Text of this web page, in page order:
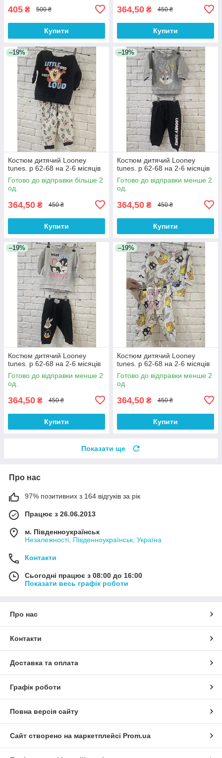
405 ₴ 500 ₴
Купити
364,50 ₴ 450 ₴
Купити
–19%
Костюм дитячий Looney
tunes. р 62-68 на 2-6 місяців
Готово до відправки більше 2
од.
364,50 ₴ 450 ₴
Купити
–19%
Костюм дитячий Looney
tunes. р 62-68 на 2-6 місяців
Готово до відправки менше 2
од.
364,50 ₴ 450 ₴
Купити
–19%
Костюм дитячий Looney
tunes. р 62-68 на 2-6 місяців
Готово до відправки менше 2
од.
364,50 ₴ 450 ₴
Купити
–19%
Костюм дитячий Looney
tunes. р 62-68 на 2-6 місяців
Готово до відправки менше 2
од.
364,50 ₴ 450 ₴
Купити
Показати ще
Про нас
97% позитивних з 164 відгуків за рік
Працює з 26.06.2013
м. Південноукраїнськ
Незалежності, Південноукраїнськ, Україна
Контакти
Сьогодні працює з 08:00 до 16:00
Показати весь графік роботи
Про нас
Контакти
Доставка та оплата
Графік роботи
Повна версія сайту
Сайт створено на маркетплейсі Prom.ua